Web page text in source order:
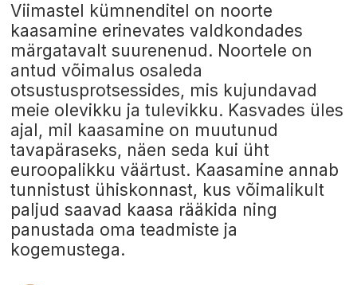
Viimastel kümnenditel on noorte
kaasamine erinevates valdkondades
märgatavalt suurenenud. Noortele on
antud võimalus osaleda
otsustusprotsessides, mis kujundavad
meie olevikku ja tulevikku. Kasvades üles
ajal, mil kaasamine on muutunud
tavapäraseks, näen seda kui üht
euroopalikku väärtust. Kaasamine annab
tunnistust ühiskonnast, kus võimalikult
paljud saavad kaasa rääkida ning
panustada oma teadmiste ja
kogemustega.